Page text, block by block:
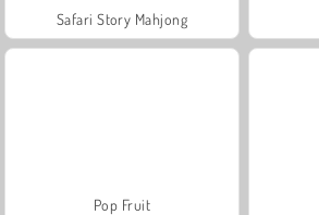
Safari Story Mahjong
Pop Fruit